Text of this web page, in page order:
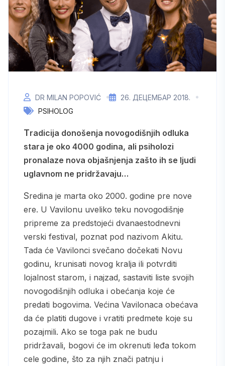
DR MILAN POPOVIĆ
26. ДЕЦЕМБАР 2018.
PSIHOLOG
Tradicija donošenja novogodišnjih odluka
stara je oko 4000 godina, ali psiholozi
pronalaze nova objašnjenja zašto ih se ljudi
uglavnom ne pridržavaju…
Sredina je marta oko 2000. godine pre nove
ere. U Vavilonu uveliko teku novogodišnje
pripreme za predstojeći dvanaestodnevni
verski festival, poznat pod nazivom Akitu.
Tada će Vavilonci svečano dočekati Novu
godinu, krunisati novog kralja ili potvrditi
lojalnost starom, i najzad, sastaviti liste svojih
novogodišnjih odluka i obećanja koje će
predati bogovima. Većina Vavilonaca obećava
da će platiti dugove i vratiti predmete koje su
pozajmili. Ako se toga pak ne budu
pridržavali, bogovi će im okrenuti leđa tokom
cele godine, što za njih znači patnju i